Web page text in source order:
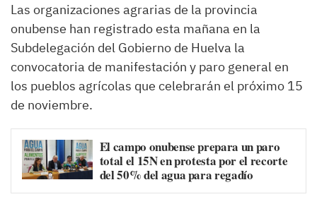
Las organizaciones agrarias de la provincia
onubense han registrado esta mañana en la
Subdelegación del Gobierno de Huelva la
convocatoria de manifestación y paro general en
los pueblos agrícolas que celebrarán el próximo 15
de noviembre.
El campo onubense prepara un paro
total el 15N en protesta por el recorte
del 50% del agua para regadío